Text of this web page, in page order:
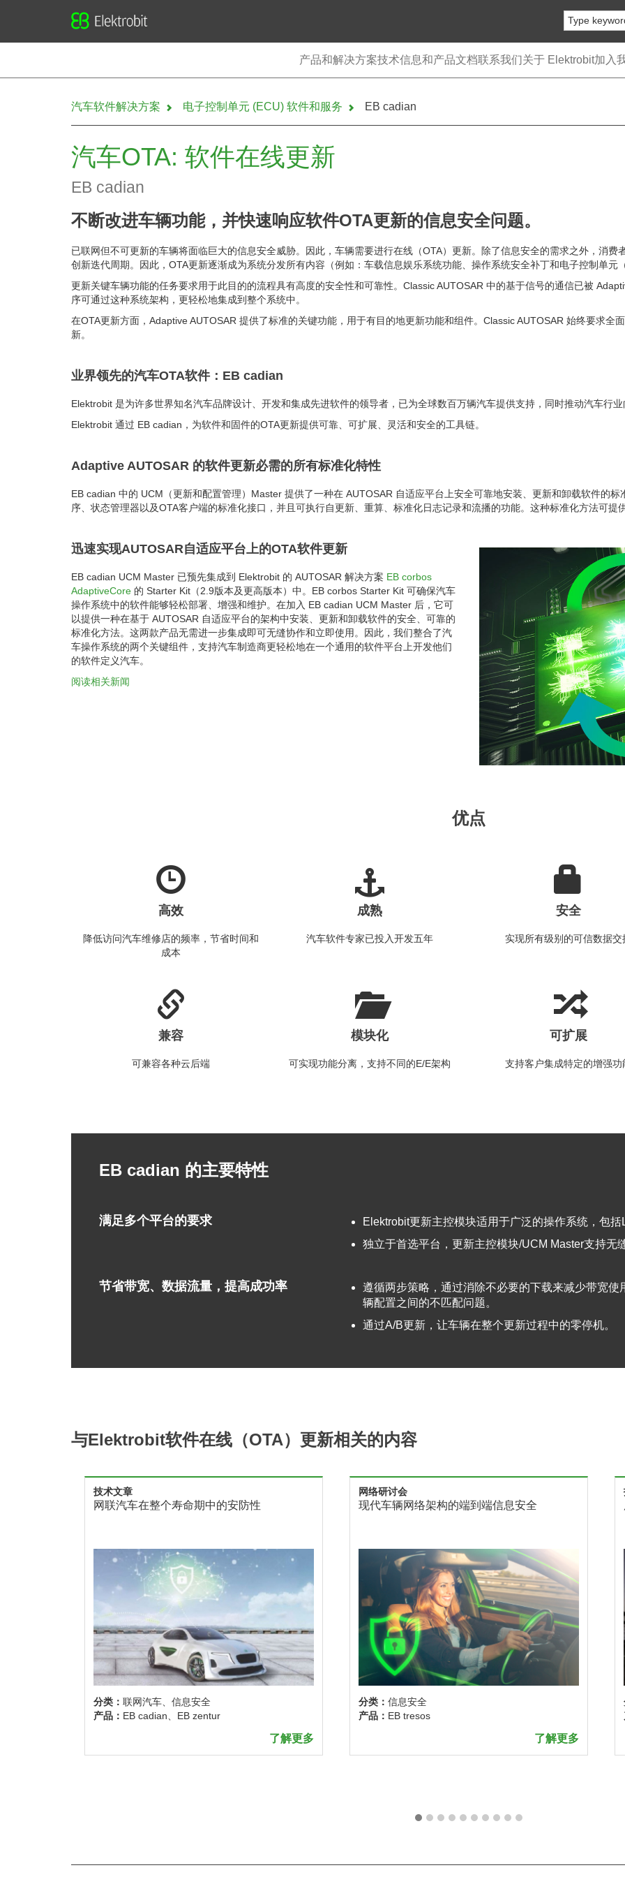
产品和解决方案技术信息和产品文档联系我们关于 Elektrobit加入
汽车软件解决方案 电子控制单元 (ECU) 软件和服务 EB cadian
汽车OTA: 软件在线更新
EB cadian
不断改进车辆功能，并快速响应软件OTA更新的信息安全问题。
已联网但不可更新的车辆将面临巨大的信息安全威胁。因此，车辆需要进行在线（OTA）更新。除了信息安全的需求之外，消
创新迭代周期。因此，OTA更新逐渐成为系统分发所有内容（例如：车载信息娱乐系统功能、操作系统安全补丁和电子控制单元
更新关键车辆功能的任务要求用于此目的的流程具有高度的安全性和可靠性。Classic AUTOSAR 中的基于信号的通信已被
序可通过这种系统架构，更轻松地集成到整个系统中。
在OTA更新方面，Adaptive AUTOSAR 提供了标准的关键功能，用于有目的地更新功能和组件。Classic AUTOSAR 始终要求全
新。
业界领先的汽车OTA软件：EB cadian
Elektrobit 是为许多世界知名汽车品牌设计、开发和集成先进软件的领导者，已为全球数百万辆汽车提供支持，同时推动汽车行
Elektrobit 通过 EB cadian，为软件和固件的OTA更新提供可靠、可扩展、灵活和安全的工具链。
Adaptive AUTOSAR 的软件更新必需的所有标准化特性
EB cadian 中的 UCM（更新和配置管理）Master 提供了一种在 AUTOSAR 自适应平台上安全可靠地安装、更新和卸载软件的
序、状态管理器以及OTA客户端的标准化接口，并且可执行自更新、重算、标准化日志记录和流播的功能。这种标准化方法可提
迅速实现AUTOSAR自适应平台上的OTA软件更新
EB cadian UCM Master 已预先集成到 Elektrobit 的 AUTOSAR 解决方案 EB corbos
AdaptiveCore 的 Starter Kit（2.9版本及更高版本）中。EB corbos Starter Kit 可确保汽车
操作系统中的软件能够轻松部署、增强和维护。在加入 EB cadian UCM Master 后，它可
以提供一种在基于 AUTOSAR 自适应平台的架构中安装、更新和卸载软件的安全、可靠的
标准化方法。这两款产品无需进一步集成即可无缝协作和立即使用。因此，我们整合了汽
车操作系统的两个关键组件，支持汽车制造商更轻松地在一个通用的软件平台上开发他们
的软件定义汽车。
阅读相关新闻
优点
高效
降低访问汽车维修店的频率，节省时间和
成本
成熟
汽车软件专家已投入开发五年
安全
实现所有级别的可信数据交
兼容
可兼容各种云后端
模块化
可实现功能分离，支持不同的E/E架构
可扩展
支持客户集成特定的增强功
EB cadian 的主要特性
满足多个平台的要求 Elektrobit更新主控模块适用于广泛的操作系统，包
独立于首选平台，更新主控模块/UCM Master支持无
节省带宽、数据流量，提高成功率
遵循两步策略，通过消除不必要的下载来减少带宽
辆配置之间的不匹配问题。
通过A/B更新，让车辆在整个更新过程中的零停机。
与Elektrobit软件在线（OTA）更新相关的内容
技术文章
网联汽车在整个寿命期中的安防性
分类： 联网汽车、信息安全
产品： EB cadian、EB zentur
了解更多
网络研讨会
现代车辆网络架构的端到端信息安全
分类： 信息安全
产品： EB tresos
了解更多